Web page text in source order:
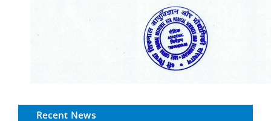
Recent News